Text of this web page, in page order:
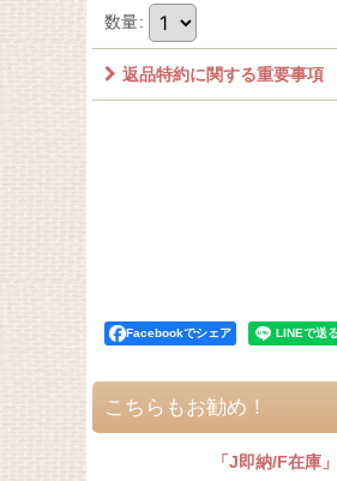
数量:
返品特約に関する重要事項
Facebookでシェア
こちらもお勧め！
「J即納/F在庫